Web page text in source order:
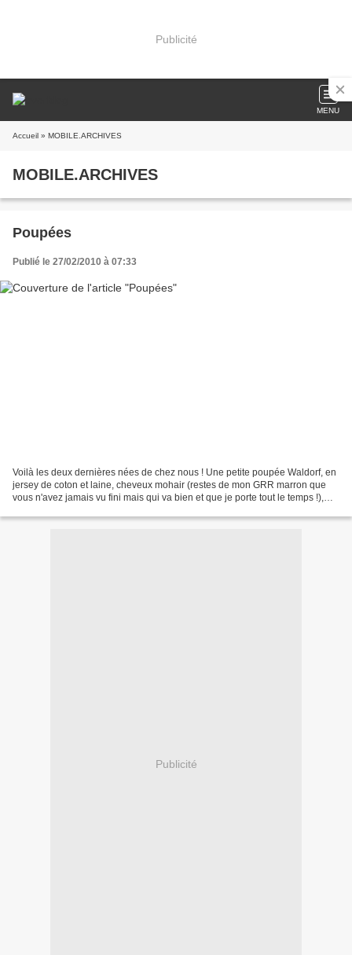
Publicité
MENU
Accueil » MOBILE.ARCHIVES
MOBILE.ARCHIVES
Poupées
Publié le 27/02/2010 à 07:33
Voilà les deux dernières nées de chez nous ! Une petite poupée Waldorf, en
jersey de coton et laine, cheveux mohair (restes de mon GRR marron que
vous n'avez jamais vu fini mais qui va bien et que je porte tout le temps !),
Publicité